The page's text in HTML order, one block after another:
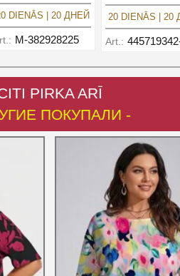
DIENĀS | 20 ДНЕЙ
M-382928225
20 DIENĀS | 20
Art.:
PIRKA ARĪ
ПОКУПАЛИ -